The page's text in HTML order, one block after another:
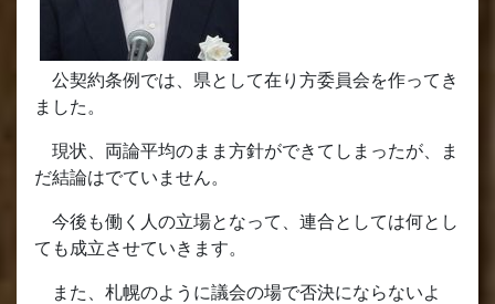
公契約条例では、県として在り方委員会を作ってき
ました。
現状、両論平均のまま方針ができてしまったが、ま
だ結論はでていません。
今後も働く人の立場となって、連合としては何とし
ても成立させていきます。
また、札幌のように議会の場で否決にならないよ